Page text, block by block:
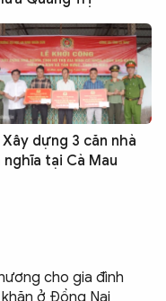
Xây dựng 3 căn nhà
tại Cà Mau
cho gia đình
ở Đồng Nai